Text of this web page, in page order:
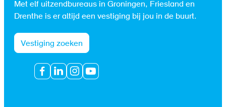
Met elf uitzendbureaus in Groningen, Friesland en
Drenthe is er altijd een vestiging bij jou in de buurt.
Vestiging zoeken